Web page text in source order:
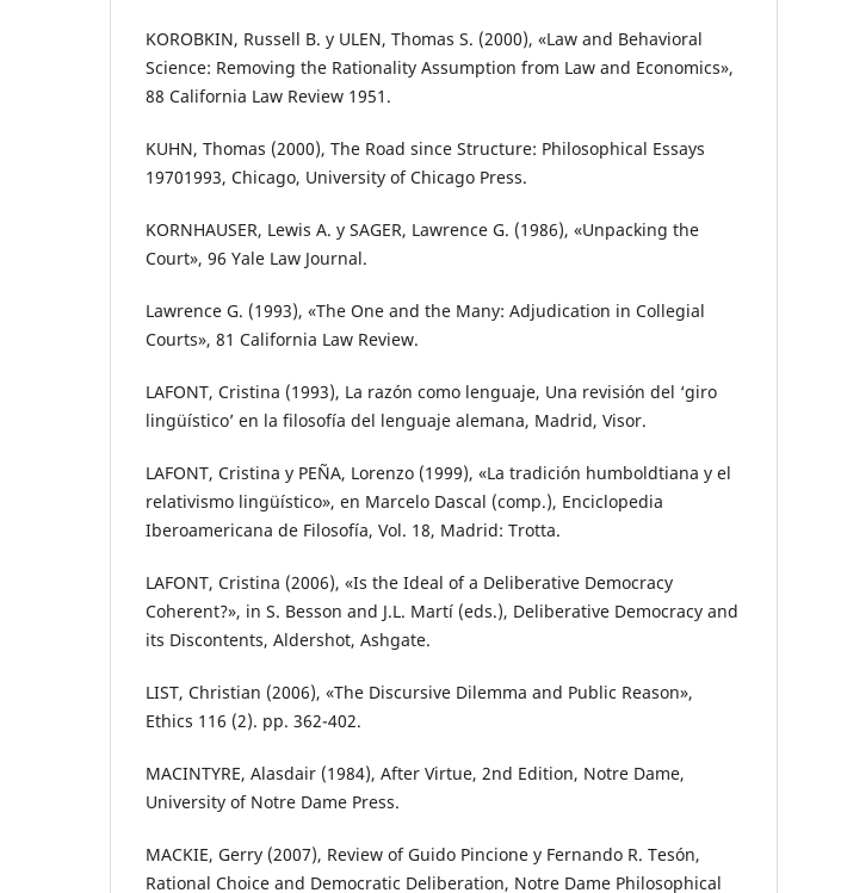
KOROBKIN, Russell B. y ULEN, Thomas S. (2000), «Law and Behavioral
Science: Removing the Rationality Assumption from Law and Economics»,
88 California Law Review 1951.
KUHN, Thomas (2000), The Road since Structure: Philosophical Essays
19701993, Chicago, University of Chicago Press.
KORNHAUSER, Lewis A. y SAGER, Lawrence G. (1986), «Unpacking the
Court», 96 Yale Law Journal.
Lawrence G. (1993), «The One and the Many: Adjudication in Collegial
Courts», 81 California Law Review.
LAFONT, Cristina (1993), La razón como lenguaje, Una revisión del ‘giro
lingüístico’ en la filosofía del lenguaje alemana, Madrid, Visor.
LAFONT, Cristina y PEÑA, Lorenzo (1999), «La tradición humboldtiana y el
relativismo lingüístico», en Marcelo Dascal (comp.), Enciclopedia
Iberoamericana de Filosofía, Vol. 18, Madrid: Trotta.
LAFONT, Cristina (2006), «Is the Ideal of a Deliberative Democracy
Coherent?», in S. Besson and J.L. Martí (eds.), Deliberative Democracy and
its Discontents, Aldershot, Ashgate.
LIST, Christian (2006), «The Discursive Dilemma and Public Reason»,
Ethics 116 (2). pp. 362-402.
MACINTYRE, Alasdair (1984), After Virtue, 2nd Edition, Notre Dame,
University of Notre Dame Press.
MACKIE, Gerry (2007), Review of Guido Pincione y Fernando R. Tesón,
Rational Choice and Democratic Deliberation, Notre Dame Philosophical